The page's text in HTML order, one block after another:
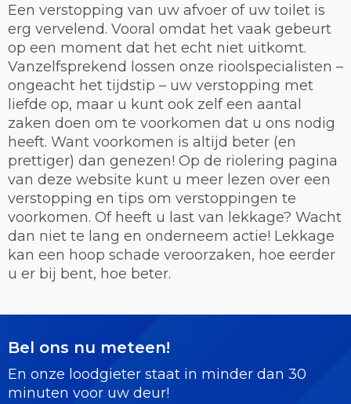
Een verstopping van uw afvoer of uw toilet is
erg vervelend. Vooral omdat het vaak gebeurt
op een moment dat het echt niet uitkomt.
Vanzelfsprekend lossen onze rioolspecialisten –
ongeacht het tijdstip – uw verstopping met
liefde op, maar u kunt ook zelf een aantal
zaken doen om te voorkomen dat u ons nodig
heeft. Want voorkomen is altijd beter (en
prettiger) dan genezen! Op de riolering pagina
van deze website kunt u meer lezen over een
verstopping en tips om verstoppingen te
voorkomen. Of heeft u last van lekkage? Wacht
dan niet te lang en onderneem actie! Lekkage
kan een hoop schade veroorzaken, hoe eerder
u er bij bent, hoe beter.
Bel ons nu meteen!
En onze loodgieter staat in minder dan 30
minuten voor uw deur!